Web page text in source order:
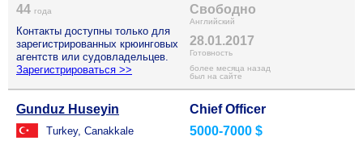
44 года
Контакты доступны только для
зарегистрированных крюинговых
агентств или судовладельцев.
Зарегистрироваться >>
Свободно
Английский
28.01.2017
Готовность
более месяца назад
был на сайте
Gunduz Huseyin
Turkey, Canakkale
Chief Officer
5000-7000 $